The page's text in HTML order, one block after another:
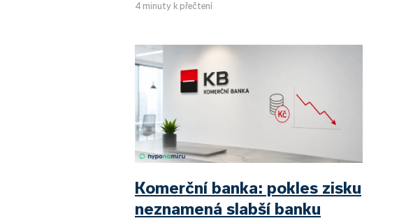
4 minuty k přečtení
Komerční banka: pokles zisku
neznamená slabší banku